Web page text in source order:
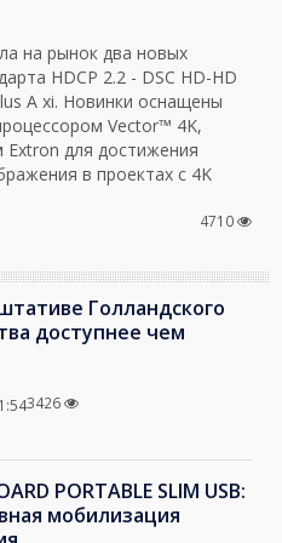
на рынок два новых
HDCP 2.2 - DSC HD-HD
A xi. Новинки оснащены
Vector™ 4K,
для достижения
в проектах с 4K
4710
Голландского
доступнее чем
3426
PORTABLE SLIM USB:
мобилизация